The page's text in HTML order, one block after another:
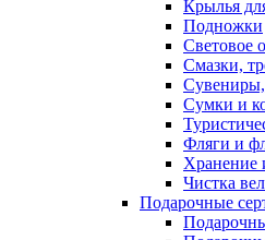
Крылья
Подножки
Световое
Смазки,
Сувениры,
Сумки и
Фляги и
Хранение
Чистка
Подарочные